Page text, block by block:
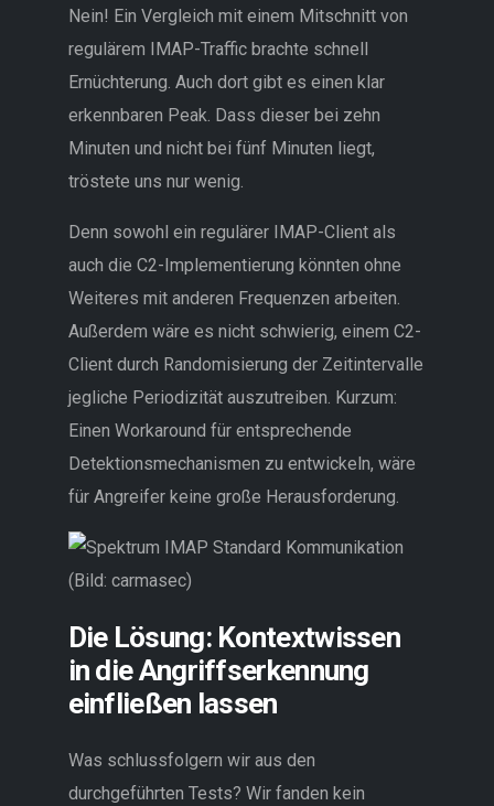
Nein! Ein Vergleich mit einem Mitschnitt von
regulärem IMAP-Traffic brachte schnell
Ernüchterung. Auch dort gibt es einen klar
erkennbaren Peak. Dass dieser bei zehn
Minuten und nicht bei fünf Minuten liegt,
tröstete uns nur wenig.
Denn sowohl ein regulärer IMAP-Client als
auch die C2-Implementierung könnten ohne
Weiteres mit anderen Frequenzen arbeiten.
Außerdem wäre es nicht schwierig, einem C2-
Client durch Randomisierung der Zeitintervalle
jegliche Periodizität auszutreiben. Kurzum:
Einen Workaround für entsprechende
Detektionsmechanismen zu entwickeln, wäre
für Angreifer keine große Herausforderung.
Die Lösung: Kontextwissen
in die Angriffserkennung
einfließen lassen
Was schlussfolgern wir aus den
durchgeführten Tests? Wir fanden kein